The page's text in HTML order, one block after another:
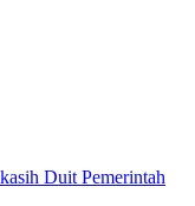
Duit Pemerintah